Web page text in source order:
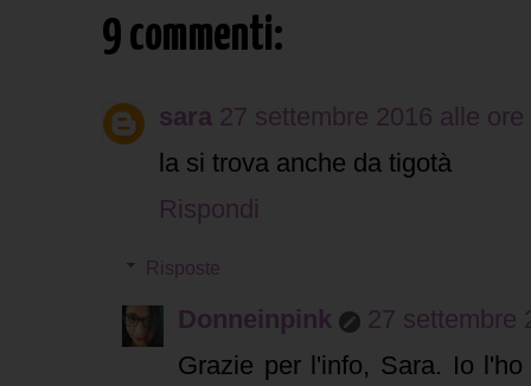
9 commenti:
sara 27 settembre 2016 alle ore
la si trova anche da tigotà
Rispondi
Risposte
Donneinpink
27 settembre
Grazie per l'info, Sara. Io